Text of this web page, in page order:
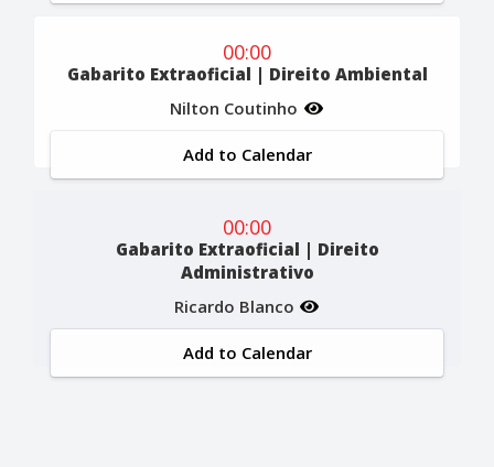
00:00
Gabarito Extraoficial | Direito Ambiental
Nilton Coutinho
Add to Calendar
00:00
Gabarito Extraoficial | Direito
Administrativo
Ricardo Blanco
Add to Calendar